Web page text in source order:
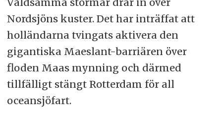
Nordsjöns kuster. Det har inträffat att
holländarna tvingats aktivera den
gigantiska Maeslant-barriären över
floden Maas mynning och därmed
tillfälligt stängt Rotterdam för all
oceansjöfart.